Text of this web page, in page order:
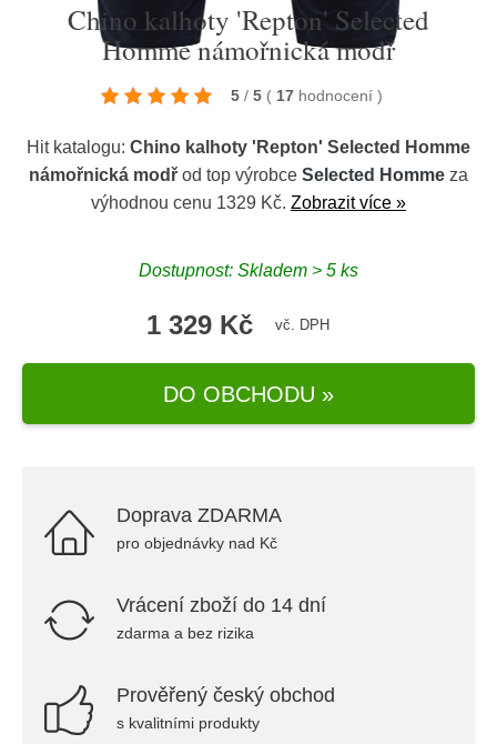
Chino kalhoty 'Repton' Selected
Homme námořnická modř
5 / 5 ( 17 hodnocení )
Hit katalogu: Chino kalhoty 'Repton' Selected Homme
námořnická modř od top výrobce Selected Homme za
výhodnou cenu 1329 Kč. Zobrazit více »
Dostupnost: Skladem > 5 ks
1 329 Kč vč. DPH
DO OBCHODU »
Doprava ZDARMA
pro objednávky nad Kč
Vrácení zboží do 14 dní
zdarma a bez rizika
Prověřený český obchod
s kvalitními produkty